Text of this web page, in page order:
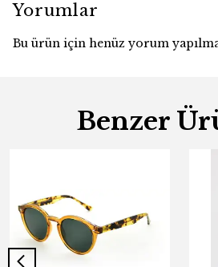
Yorumlar
Bu ürün için henüz yorum
Benzer